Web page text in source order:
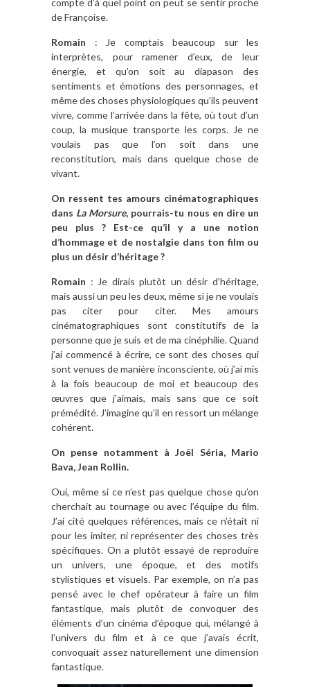
compte d’à quel point on peut se sentir proche
de Françoise.
Romain : Je comptais beaucoup sur les
interprètes, pour ramener d’eux, de leur
énergie, et qu’on soit au diapason des
sentiments et émotions des personnages, et
même des choses physiologiques qu’ils peuvent
vivre, comme l’arrivée dans la fête, où tout d’un
coup, la musique transporte les corps. Je ne
voulais pas que l’on soit dans une
reconstitution, mais dans quelque chose de
vivant.
On ressent tes amours cinématographiques
dans La Morsure, pourrais-tu nous en dire un
peu plus ? Est-ce qu’il y a une notion
d’hommage et de nostalgie dans ton film ou
plus un désir d’héritage ?
Romain : Je dirais plutôt un désir d’héritage,
mais aussi un peu les deux, même si je ne voulais
pas citer pour citer. Mes amours
cinématographiques sont constitutifs de la
personne que je suis et de ma cinéphilie. Quand
j’ai commencé à écrire, ce sont des choses qui
sont venues de manière inconsciente, où j’ai mis
à la fois beaucoup de moi et beaucoup des
œuvres que j’aimais, mais sans que ce soit
prémédité. J’imagine qu’il en ressort un mélange
cohérent.
On pense notamment à Joël Séria, Mario
Bava, Jean Rollin.
Oui, même si ce n’est pas quelque chose qu’on
cherchait au tournage ou avec l’équipe du film.
J’ai cité quelques références, mais ce n’était ni
pour les imiter, ni représenter des choses très
spécifiques. On a plutôt essayé de reproduire
un univers, une époque, et des motifs
stylistiques et visuels. Par exemple, on n’a pas
pensé avec le chef opérateur à faire un film
fantastique, mais plutôt de convoquer des
éléments d’un cinéma d’époque qui, mélangé à
l’univers du film et à ce que j’avais écrit,
convoquait assez naturellement une dimension
fantastique.